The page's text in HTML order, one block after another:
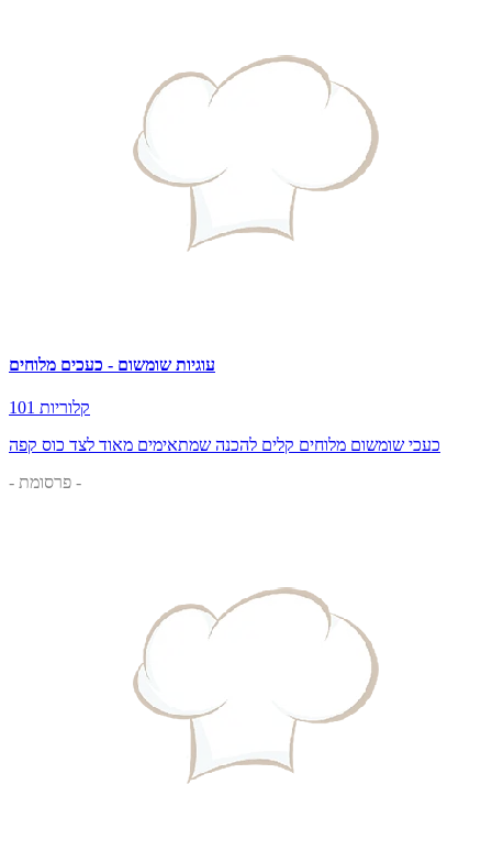
עוגיות שומשום - כעכים מלוחים
101 קלוריות
כעכי שומשום מלוחים קלים להכנה שמתאימים מאוד לצד כוס קפה
- פרסומת -